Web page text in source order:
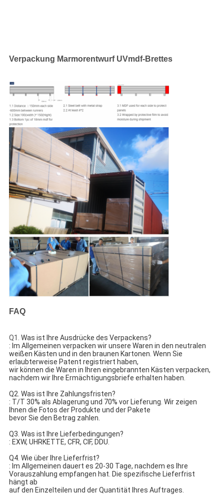
Verpackung Marmorentwurf UVmdf-Brettes
FAQ
Q1. Was ist Ihre Ausdrücke des Verpackens?
: Im Allgemeinen verpacken wir unsere Waren in den neutralen
weißen Kästen und in den braunen Kartonen. Wenn Sie
erlaubterweise Patent registriert haben,
wir können die Waren in Ihren eingebrannten Kästen verpacken,
nachdem wir Ihre Ermächtigungsbriefe erhalten haben.
Q2. Was ist Ihre Zahlungsfristen?
: T/T 30% als Ablagerung und 70% vor Lieferung. Wir zeigen
Ihnen die Fotos der Produkte und der Pakete
bevor Sie den Betrag zahlen.
Q3. Was ist Ihre Lieferbedingungen?
: EXW, UHRKETTE, CFR, CIF, DDU.
Q4. Wie über Ihre Lieferfrist?
: Im Allgemeinen dauert es 20-30 Tage, nachdem es Ihre
Vorauszahlung empfangen hat. Die spezifische Lieferfrist
hängt ab
auf den Einzelteilen und der Quantität Ihres Auftrages.